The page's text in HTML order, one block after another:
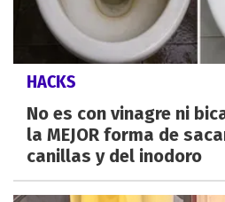
HACKS
No es con vinagre ni
la MEJOR forma de
canillas y del inodoro